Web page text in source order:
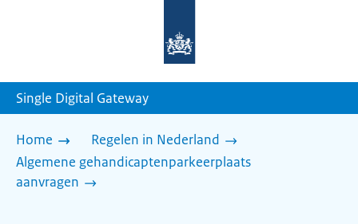
homepage
Single Digital Gateway
Home
Regelen in Nederland
Algemene gehandicaptenparkeerplaats
aanvragen